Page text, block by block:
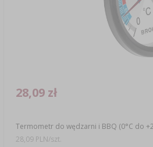
Termometr do wędzarni i BBQ (0°C do
28,09 zł
28,09 PLN/szt.